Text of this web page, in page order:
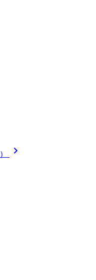
